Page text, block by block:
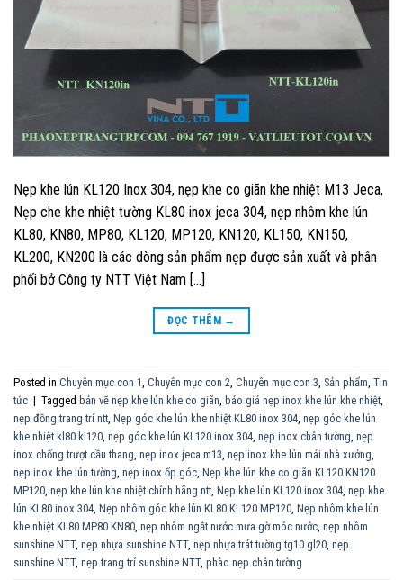
Nẹp khe lún KL120 Inox 304, nẹp khe co giãn khe nhiệt M13 Jeca,
Nẹp che khe nhiệt tường KL80 inox jeca 304, nẹp nhôm khe lún
KL80, KN80, MP80, KL120, MP120, KN120, KL150, KN150,
KL200, KN200 là các dòng sản phẩm nẹp được sản xuất và phân
phối bở Công ty NTT Việt Nam […]
ĐỌC THÊM →
Posted in Chuyên mục con 1 Chuyên mục con 2 Chuyên mục con 3 Sản phẩm Tin
tức | Tagged bản vẽ nẹp khe lún khe co giãn báo giá nẹp inox khe lún khe nhiệt
nẹp đồng trang trí ntt Nẹp góc khe lún khe nhiệt KL80 inox 304 nẹp góc khe lún
khe nhiệt kl80 kl120 nẹp góc khe lún KL120 inox 304 nẹp inox chân tường nẹp
inox chống trượt cầu thang nẹp inox jeca m13 nẹp inox khe lún mái nhà xưởng
nẹp inox khe lún tường nẹp inox ốp góc Nẹp khe lún khe co giãn KL120 KN120
MP120 nẹp khe lún khe nhiệt chính hãng ntt Nẹp khe lún KL120 inox 304 nẹp khe
lún KL80 inox 304 Nẹp nhôm góc khe lún KL80 KL120 MP120 Nẹp nhôm khe lún
khe nhiệt KL80 MP80 KN80 nẹp nhôm ngắt nước mưa gờ móc nước nẹp nhôm
sunshine NTT, nẹp nhựa sunshine NTT, nẹp nhựa trát tường tg10 gl20 nẹp
sunshine NTT, nẹp trang trí sunshine NTT, phào nẹp chân tường